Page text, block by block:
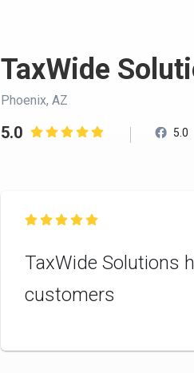
TaxWide
Phoenix, AZ
5.0  5.0

TaxWide Solutions
customers